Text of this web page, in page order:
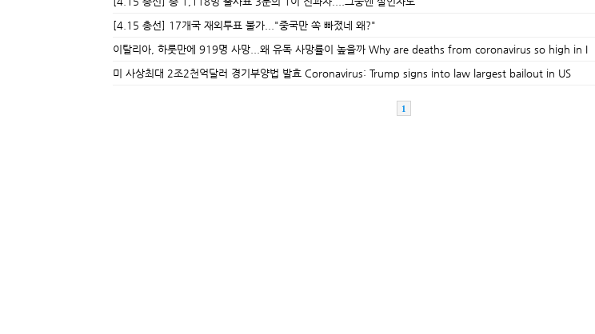
[4.15 총선] 17개국 재외투표 불가..."중국만 쏙 빠졌네 왜?"
이탈리아, 하룻만에 919명 사망...왜 유독 사망률이 높을까 Why are deaths from coronavirus so high in I
미 사상최대 2조2천억달러 경기부양법 발효 Coronavirus: Trump signs into law largest bailout in US
1